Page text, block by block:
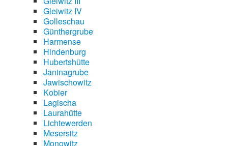
Gleiwitz IV
Golleschau
Günthergrube
Harmense
Hindenburg
Hubertshütte
Janinagrube
Jawischowitz
Kobier
Lagischa
Laurahütte
Lichtewerden
Mesersitz
Monowitz